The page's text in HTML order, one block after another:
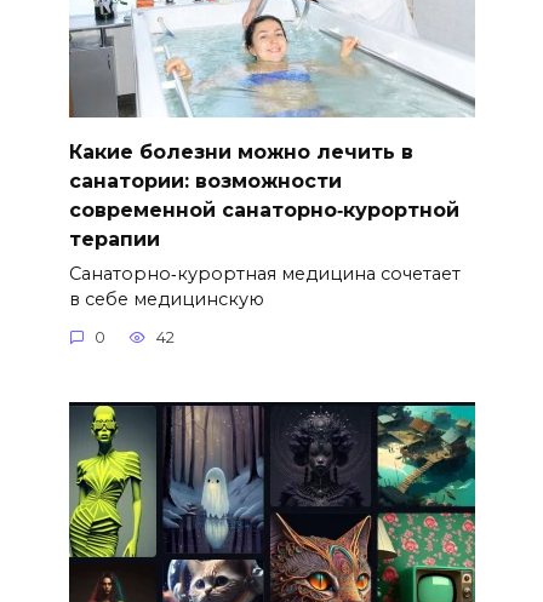
Какие болезни можно лечить в
санатории: возможности
современной санаторно‑курортной
терапии
Санаторно‑курортная медицина сочетает
в себе медицинскую
0 42